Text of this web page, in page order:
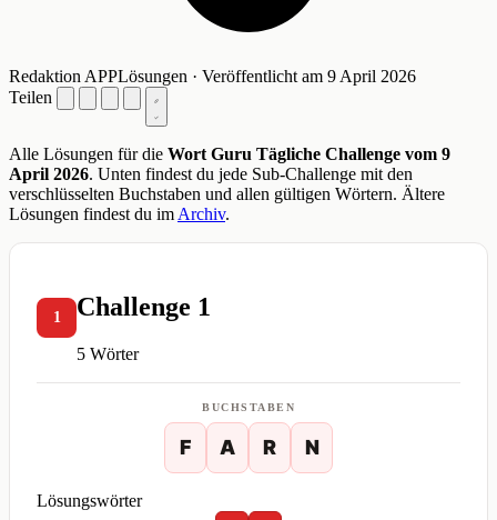
Redaktion APPLösungen · Veröffentlicht am 9 April 2026
Teilen
Alle Lösungen für die Wort Guru Tägliche Challenge vom 9
April 2026. Unten findest du jede Sub-Challenge mit den
verschlüsselten Buchstaben und allen gültigen Wörtern. Ältere
Lösungen findest du imArchiv.
1 Challenge 1
5 Wörter
BUCHSTABEN
F A R N
Lösungswörter